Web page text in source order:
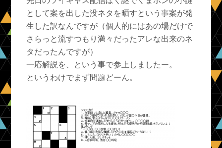
として案を出した没ネタを晒すという事案が発
生した訳なんですが（個人的にはあの場だけで
さらっと流すつもり満々だったアレな出来のネ
タだったんですが）
一応解説を、という事で参上しましたー。
というわけでまず問題どーん。